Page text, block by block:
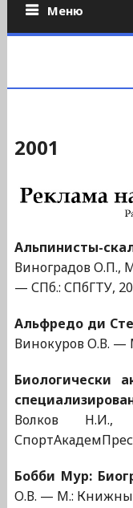
Меню
2001
Альпинисты-
Виноградов О.П.,
— СПб.: СПбГТУ,
Альфредо ди
Винокуров О.В. —
Биологически
Волков
Бобби Мур:
О.В. — М.: